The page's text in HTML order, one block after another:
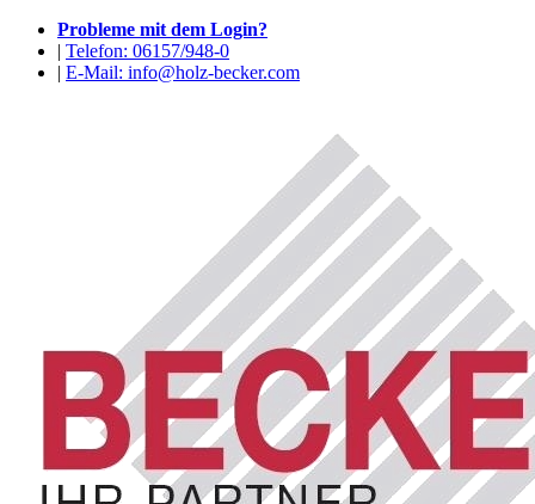
Probleme mit dem Login?
| Telefon: 06157/948-0
| E-Mail: info@holz-becker.com